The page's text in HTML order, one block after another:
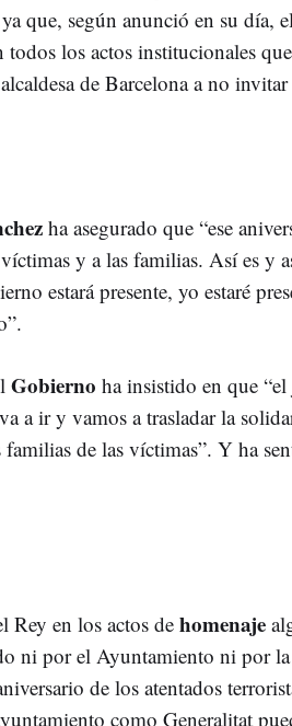
que, según anunció en su día,
los actos institucionales
de Barcelona a no
ha asegurado que “ese
y a las familias. Así es y
estará presente, yo estaré
Gobierno ha insistido en que
a ir y vamos a trasladar la
familias de las víctimas”. Y ha
Rey en los actos de homenaje
ni por el Ayuntamiento ni por la
de los atentados
como Generalitat